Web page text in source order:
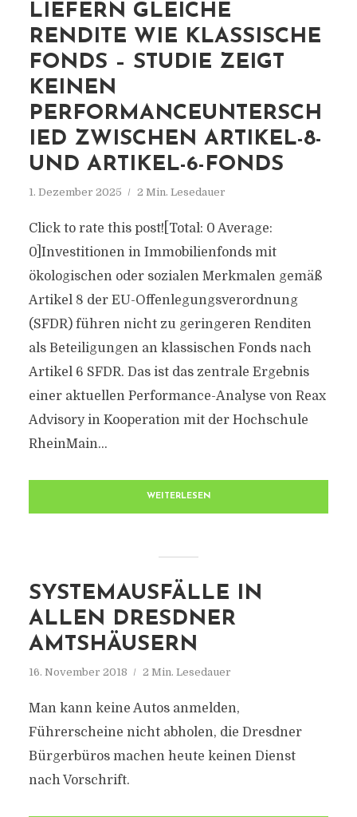
LIEFERN GLEICHE
RENDITE WIE KLASSISCHE
FONDS – STUDIE ZEIGT
KEINEN
PERFORMANCEUNTERSCH
IED ZWISCHEN ARTIKEL-8-
UND ARTIKEL-6-FONDS
1. Dezember 2025 2 Min. Lesedauer
Click to rate this post![Total: 0 Average:
0]Investitionen in Immobilienfonds mit
ökologischen oder sozialen Merkmalen gemäß
Artikel 8 der EU-Offenlegungsverordnung
(SFDR) führen nicht zu geringeren Renditen
als Beteiligungen an klassischen Fonds nach
Artikel 6 SFDR. Das ist das zentrale Ergebnis
einer aktuellen Performance-Analyse von Reax
Advisory in Kooperation mit der Hochschule
RheinMain...
WEITERLESEN
SYSTEMAUSFÄLLE IN
ALLEN DRESDNER
AMTSHÄUSERN
16. November 2018 2 Min. Lesedauer
Man kann keine Autos anmelden,
Führerscheine nicht abholen, die Dresdner
Bürgerbüros machen heute keinen Dienst
nach Vorschrift.